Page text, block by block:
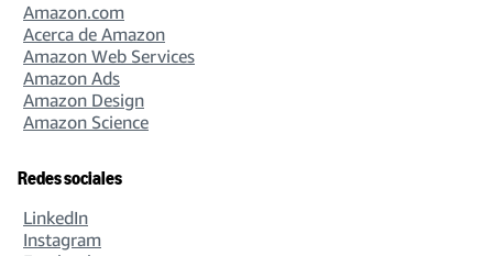
Amazon.com
Acerca de Amazon
Amazon Web Services
Amazon Ads
Amazon Design
Amazon Science
Redes sociales
LinkedIn
Instagram